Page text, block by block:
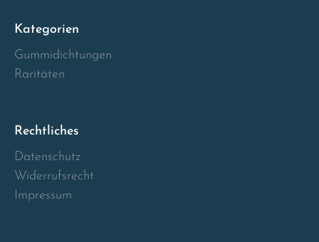
Kategorien
Gummidichtungen
Raritäten
Rechtliches
Datenschutz
Widerrufsrecht
Impressum
Malta
Netherlands
Norway